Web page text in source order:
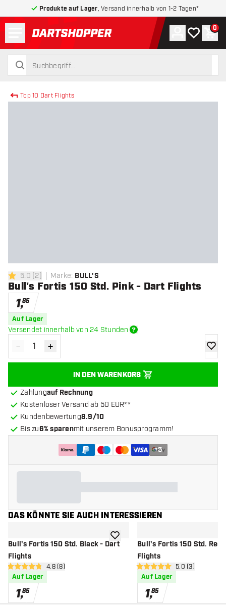
Produkte auf Lager , Versand innerhalb von 1-2 Tagen*
zurück zur Startseite
suchen
suchen
Konto
Meine 0
Top 10 Dart Flights
5 Bewertungssterne
5.0 [2] Marke: BULL'S
Bull's Fortis 150 Std. Pink - Dart Flights
1,85
Auf Lager
Versendet innerhalb von 24 Stunden
Menge verringern
- Menge erhöhen
+
IN DEN WARENKORB
Zur
Zahlungauf Rechnung
Kostenloser Versand ab 50 EUR**
Kundenbewertung8.9/10
Bis zu6% sparenmit unserem Bonusprogramm!
+5
DAS KÖNNTE SIE AUCH INTERESSIEREN
Bull's Fortis 150 Std. Black - Dart
Flights
Bewertungsbereich öffnen
4.8 Bewertungssterne
4.8 (8)
Auf Lager
1,85
Zur Wunschliste hinzufügen
Bull's Fortis 150 Std. Red
Flights
5 Bewertungssterne
5.0 (3)
Auf Lager
1,85